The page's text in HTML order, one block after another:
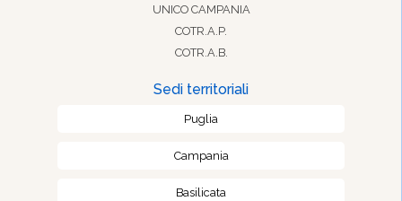
UNICO CAMPANIA
COTR.A.P.
COTR.A.B.
Sedi territoriali
Puglia
Campania
Basilicata